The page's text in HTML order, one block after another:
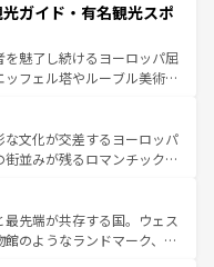
られない旅をしてみよう！
的なフラメンコ、熱気あふ
スが生活の一部となってい
た雰囲気や、バルセロナの
では古代ローマ遺跡や中世
が異なるスペインはその個
訪れる人を魅了する。 なお、新着のスペイン情報は コ
い。
ガイド・有名観光スポ
魅了し続けるヨーロッパ屈
フェル塔やルーブル美術館
。華麗な宮殿、歴史的な大
かな自然が、訪れる者を心
は美食の国としても知ら
るランス、プロヴァンスの
彩な楽しみ方が可能だ。さ
が溢れており、どの街角に
な文化が交差するヨーロッパ
並みが残るロマンチック街
ても飽きることがない。ベ
ン州のアルプスの絶景、そ
いった風景は必見。ビール
先端が共存する国。ウェス
のようなランドマーク、歴